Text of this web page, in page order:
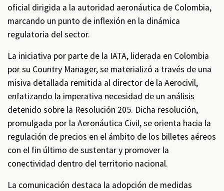
oficial dirigida a la autoridad aeronáutica de Colombia,
marcando un punto de inflexión en la dinámica
regulatoria del sector.
La iniciativa por parte de la IATA, liderada en Colombia
por su Country Manager, se materializó a través de una
misiva detallada remitida al director de la Aerocivil,
enfatizando la imperativa necesidad de un análisis
detenido sobre la Resolución 205. Dicha resolución,
promulgada por la Aeronáutica Civil, se orienta hacia la
regulación de precios en el ámbito de los billetes aéreos
con el fin último de sustentar y promover la
conectividad dentro del territorio nacional.
La comunicación destaca la adopción de medidas